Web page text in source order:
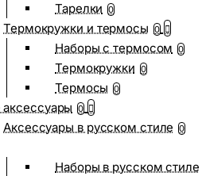
Тарелки 0
Термокружки и термосы 0
Наборы с термосом 0
Термокружки 0
Термосы 0
0
Аксессуары в русском стиле 0
Наборы в русском стиле